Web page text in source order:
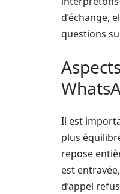
d’échange,
questions
Il est
plus
repose
est
d’appel